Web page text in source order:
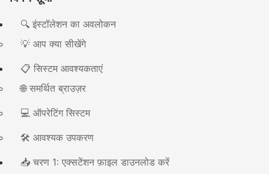
🔍 इंस्टॉलेशन का अवलोकन
💡 आप क्या सीखेंगे
📋 सिस्टम आवश्यकताएं
🌐 समर्थित ब्राउज़र
💻 ऑपरेटिंग सिस्टम
🛠️ आवश्यक उपकरण
📥 चरण 1: एक्सटेंशन फ़ाइल डाउनलोड करें